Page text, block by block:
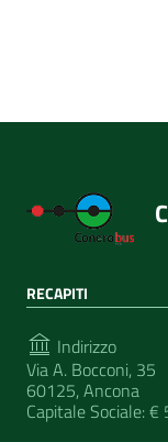
RECAPITI
Indirizzo
Via A. Bocconi, 35
60125, Ancona
Capitale Sociale: €